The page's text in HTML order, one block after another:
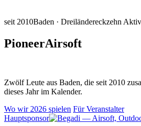
seit 2010Baden · Dreiländereckzehn
PioneerAirsoft
Zwölf Leute aus Baden, die seit 2010
dieses Jahr im Kalender.
Wo wir 2026 spielen Für Veranstalter
Hauptsponsor